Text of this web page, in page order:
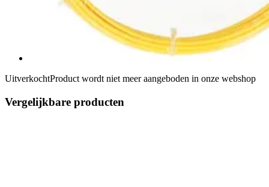
UitverkochtProduct wordt niet meer aangeboden in onze webshop
Vergelijkbare producten